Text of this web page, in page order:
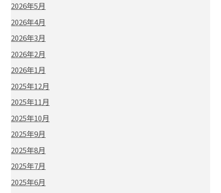
2026年5月
2026年4月
2026年3月
2026年2月
2026年1月
2025年12月
2025年11月
2025年10月
2025年9月
2025年8月
2025年7月
2025年6月